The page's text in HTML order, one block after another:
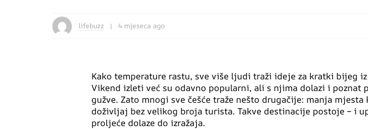
lifebuzz 4 mjeseca ago
Kako temperature rastu, sve više ljudi traži ideje za kratki bijeg
Vikend izleti već su odavno popularni, ali s njima dolazi i poznat
gužve. Zato mnogi sve češće traže nešto drugačije: manja mjesta
doživljaj bez velikog broja turista. Takve destinacije postoje – i
proljeće dolaze do izražaja.